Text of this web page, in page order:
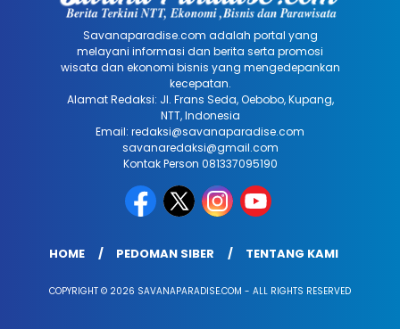
Savanaparadise.com adalah portal yang
melayani informasi dan berita serta promosi
wisata dan ekonomi bisnis yang mengedepankan
kecepatan.
Alamat Redaksi: Jl. Frans Seda, Oebobo, Kupang,
NTT, Indonesia
Email: redaksi@savanaparadise.com
savanaredaksi@gmail.com
Kontak Person 081337095190
HOME PEDOMAN SIBER TENTANG KAMI
COPYRIGHT © 2026 SAVANAPARADISE.COM - ALL RIGHTS RESERVED